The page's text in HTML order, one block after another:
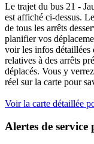
Le trajet du bus 21 -
est affiché ci-dessus.
de tous les arrêts
planifier vos
voir les infos détaillées
relatives à des arrêts
déplacés. Vous y
réel sur la carte pour
Voir la carte détaillée
Alertes de